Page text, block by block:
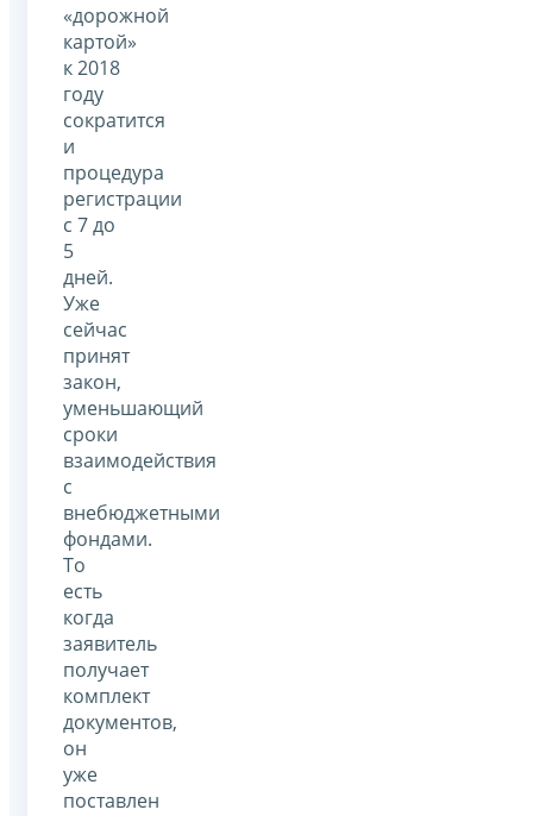
«дорожной
картой»
к 2018
году
сократится
и
процедура
регистрации
с 7 до
5
дней.
Уже
сейчас
принят
закон,
уменьшающий
сроки
взаимодействия
с
внебюджетными
фондами.
То
есть
когда
заявитель
получает
комплект
документов,
он
уже
поставлен